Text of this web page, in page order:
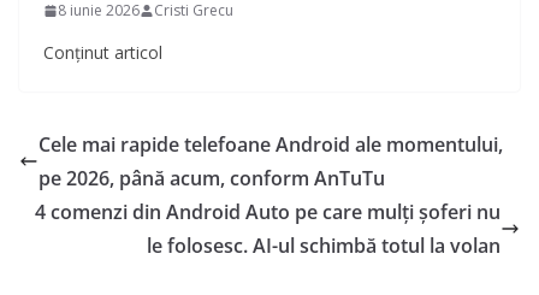
8 iunie 2026 Cristi Grecu
Conținut articol
Cele mai rapide telefoane Android ale momentului,
pe 2026, până acum, conform AnTuTu
4 comenzi din Android Auto pe care mulți șoferi nu
le folosesc. AI-ul schimbă totul la volan